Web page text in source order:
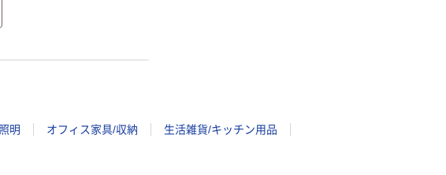
明 オフィス家具/収納 生活雑貨/キッチン用品